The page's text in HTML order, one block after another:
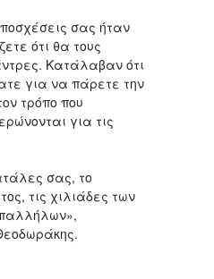
σας ήταν
ότι θα τους
Κατάλαβαν ότι
για να πάρετε την
τρόπο που
για τις
σας, το
τις χιλιάδες των